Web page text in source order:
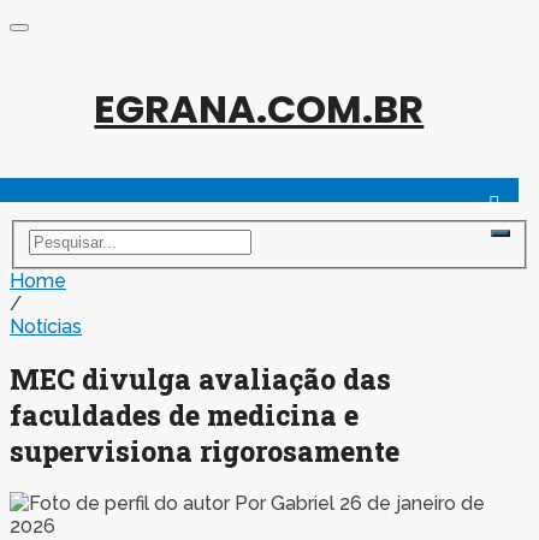
EGRANA.COM.BR
Home
/
Notícias
MEC divulga avaliação das
faculdades de medicina e
supervisiona rigorosamente
Por Gabriel 26 de janeiro de
2026